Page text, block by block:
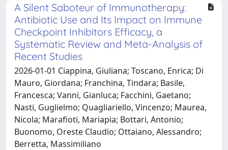
A Silent Saboteur of Immunotherapy:
Antibiotic Use and Its Impact on Immune
Checkpoint Inhibitors Efficacy, a
Systematic Review and Meta-Analysis of
Recent Studies
2026-01-01 Ciappina, Giuliana; Toscano, Enrica; Di
Mauro, Giordana; Franchina, Tindara; Basile,
Francesca; Vanni, Gianluca; Facchini, Gaetano;
Nasti, Guglielmo; Quagliariello, Vincenzo; Maurea,
Nicola; Marafioti, Mariapia; Bottari, Antonio;
Buonomo, Oreste Claudio; Ottaiano, Alessandro;
Berretta, Massimiliano